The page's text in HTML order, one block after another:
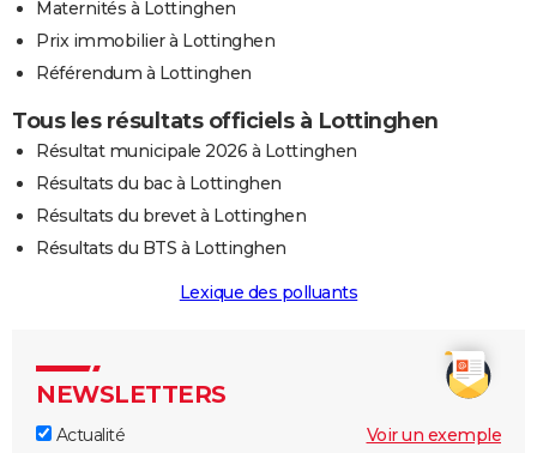
Maternités à Lottinghen
Prix immobilier à Lottinghen
Référendum à Lottinghen
Tous les résultats officiels à Lottinghen
Résultat municipale 2026 à Lottinghen
Résultats du bac à Lottinghen
Résultats du brevet à Lottinghen
Résultats du BTS à Lottinghen
Lexique des polluants
NEWSLETTERS
Actualité
Voir un exemple